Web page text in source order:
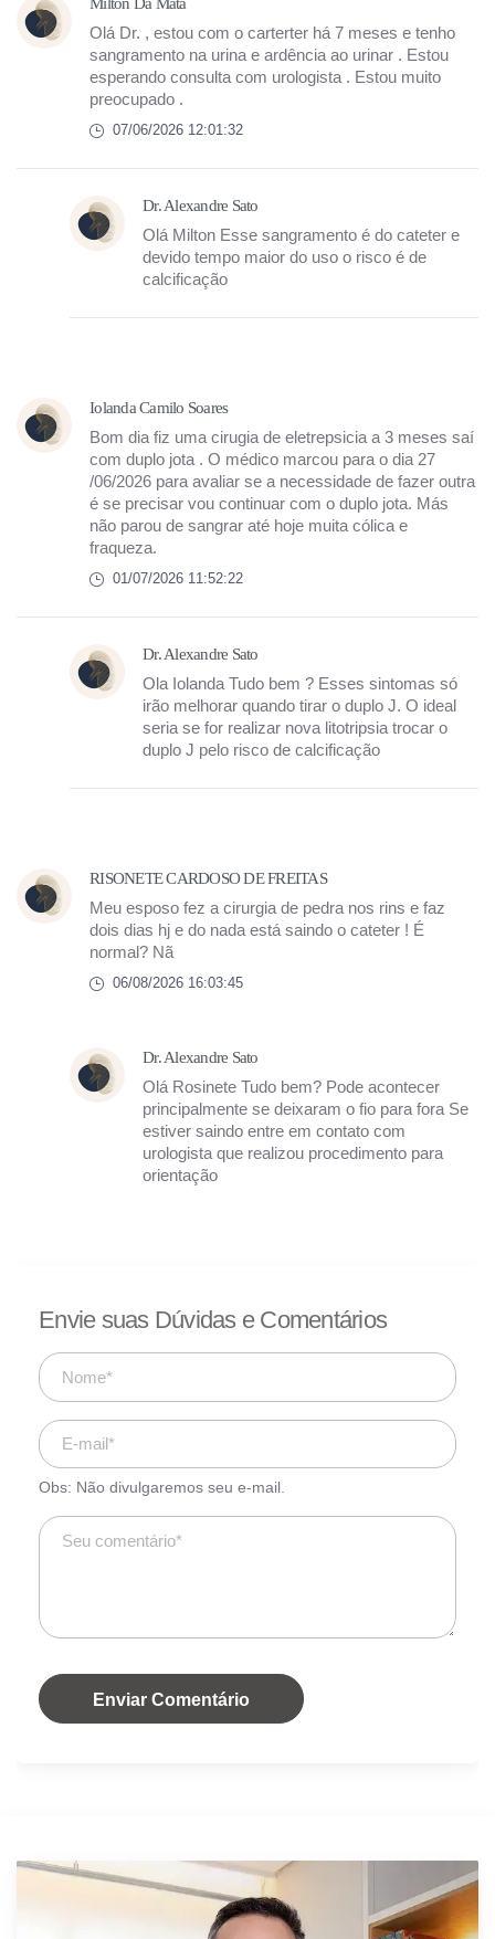
Milton Da Mata
Olá Dr. , estou com o carterter há 7 meses e tenho
sangramento na urina e ardência ao urinar . Estou
esperando consulta com urologista . Estou muito
preocupado .
07/06/2026 12:01:32
Dr. Alexandre Sato
Olá Milton Esse sangramento é do cateter e
devido tempo maior do uso o risco é de
calcificação
Iolanda Camilo Soares
Bom dia fiz uma cirugia de eletrepsicia a 3 meses saí
com duplo jota . O médico marcou para o dia 27
/06/2026 para avaliar se a necessidade de fazer outra
é se precisar vou continuar com o duplo jota. Más
não parou de sangrar até hoje muita cólica e
fraqueza.
01/07/2026 11:52:22
Dr. Alexandre Sato
Ola Iolanda Tudo bem ? Esses sintomas só
irão melhorar quando tirar o duplo J. O ideal
seria se for realizar nova litotripsia trocar o
duplo J pelo risco de calcificação
RISONETE CARDOSO DE FREITAS
Meu esposo fez a cirurgia de pedra nos rins e faz
dois dias hj e do nada está saindo o cateter ! É
normal? Nã
06/08/2026 16:03:45
Dr. Alexandre Sato
Olá Rosinete Tudo bem? Pode acontecer
principalmente se deixaram o fio para fora Se
estiver saindo entre em contato com
urologista que realizou procedimento para
orientação
Envie suas Dúvidas e Comentários
Obs: Não divulgaremos seu e-mail.
Enviar Comentário